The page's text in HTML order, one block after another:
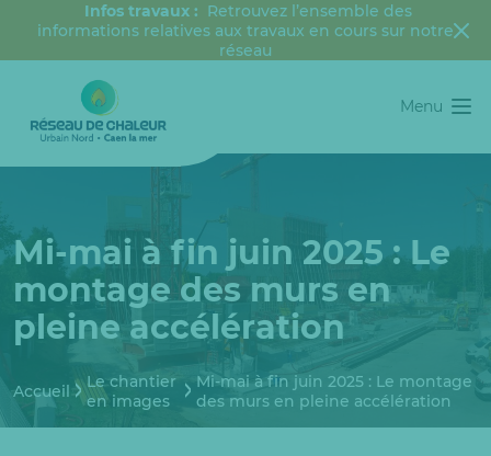
Infos travaux : Retrouvez l’ensemble des
informations relatives aux travaux en cours sur notre
réseau
Menu
Mi-mai à fin juin 2025 : Le
montage des murs en
pleine accélération
Accueil
Le chantier
en images
Mi-mai à fin juin 2025 : Le montage
des murs en pleine accélération